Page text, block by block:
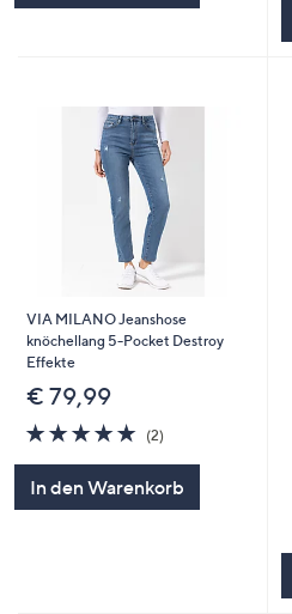
VIA MILANO Jeanshose
knöchellang 5-Pocket Destroy
Effekte
€ 79,99
5.0
von
(2)2
In den Warenkorb